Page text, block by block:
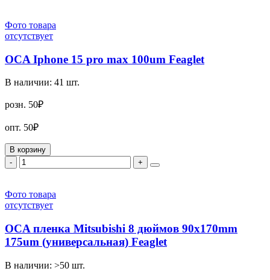
Фото товара
отсутствует
OCA Iphone 15 pro max 100um Feaglet
В наличии: 41 шт.
розн. 50₽
опт. 50₽
В корзину
-
+
Фото товара
отсутствует
OCA пленка Mitsubishi 8 дюймов 90x170mm
175um (универсальная) Feaglet
В наличии: >50 шт.